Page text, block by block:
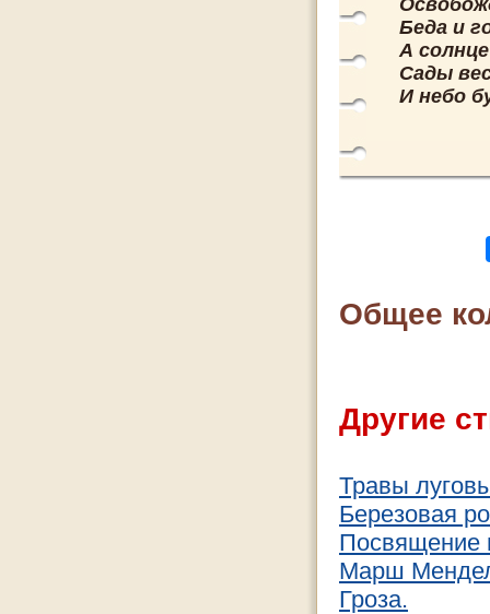
Беда и
А
Сады
И небо
Общее
Другие
Травы
Березовая
Посвящение
Марш
Гроза.